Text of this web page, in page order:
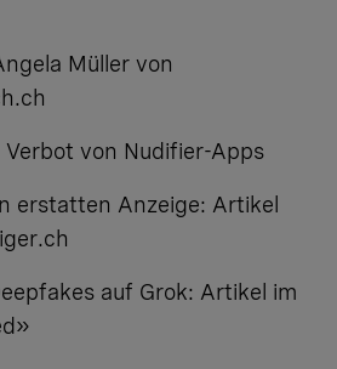
Müller von
Verbot von Nudifier-Apps
erstatten Anzeige: Artikel
auf Grok: Artikel im